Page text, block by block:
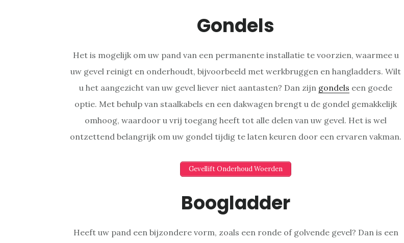
Gondels
Het is mogelijk om uw pand van een permanente installatie te voorzien, waarmee u
uw gevel reinigt en onderhoudt, bijvoorbeeld met werkbruggen en hangladders. Wilt
u het aangezicht van uw gevel liever niet aantasten? Dan zijn gondels een goede
optie. Met behulp van staalkabels en een dakwagen brengt u de gondel gemakkelijk
omhoog, waardoor u vrij toegang heeft tot alle delen van uw gevel. Het is wel
ontzettend belangrijk om uw gondel tijdig te laten keuren door een ervaren vakman.
Gevellift Onderhoud Woerden
Boogladder
Heeft uw pand een bijzondere vorm, zoals een ronde of golvende gevel? Dan is een